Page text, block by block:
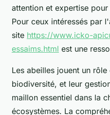
attention et expertise
Pour ceux intéressés par
site https://www.icko-
essaims.html est une
Les abeilles jouent un
biodiversité, et leur
maillon essentiel dans la
écosystèmes. La